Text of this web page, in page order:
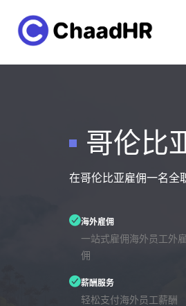
哥伦比
在哥伦比亚雇佣一名全
海外雇佣
一站式雇佣海外员工外雇
佣
薪酬服务
轻松支付海外员工薪酬